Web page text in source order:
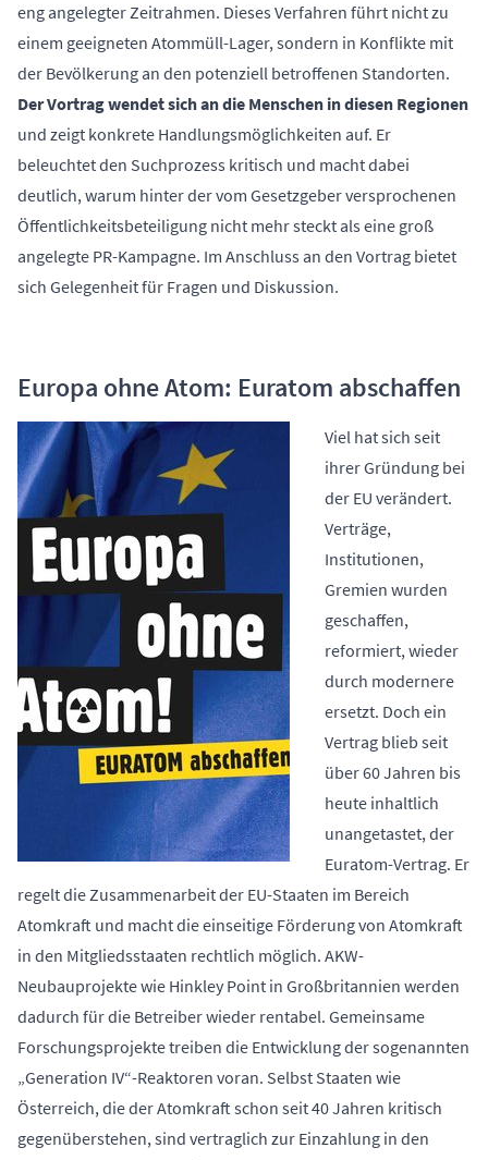
eng angelegter Zeitrahmen. Dieses Verfahren führt nicht zu
einem geeigneten Atommüll-Lager, sondern in Konflikte mit
der Bevölkerung an den potenziell betroffenen Standorten.
Der Vortrag wendet sich an die Menschen in diesen Regionen
und zeigt konkrete Handlungsmöglichkeiten auf. Er
beleuchtet den Suchprozess kritisch und macht dabei
deutlich, warum hinter der vom Gesetzgeber versprochenen
Öffentlichkeitsbeteiligung nicht mehr steckt als eine groß
angelegte PR-Kampagne. Im Anschluss an den Vortrag bietet
sich Gelegenheit für Fragen und Diskussion.
Europa ohne Atom: Euratom abschaffen
Viel hat sich seit
ihrer Gründung bei
der EU verändert.
Verträge,
Institutionen,
Gremien wurden
geschaffen,
reformiert, wieder
durch modernere
ersetzt. Doch ein
Vertrag blieb seit
über 60 Jahren bis
heute inhaltlich
unangetastet, der
Euratom-Vertrag. Er
regelt die Zusammenarbeit der EU-Staaten im Bereich
Atomkraft und macht die einseitige Förderung von Atomkraft
in den Mitgliedsstaaten rechtlich möglich. AKW-
Neubauprojekte wie Hinkley Point in Großbritannien werden
dadurch für die Betreiber wieder rentabel. Gemeinsame
Forschungsprojekte treiben die Entwicklung der sogenannten
„Generation IV“-Reaktoren voran. Selbst Staaten wie
Österreich, die der Atomkraft schon seit 40 Jahren kritisch
gegenüberstehen, sind vertraglich zur Einzahlung in den